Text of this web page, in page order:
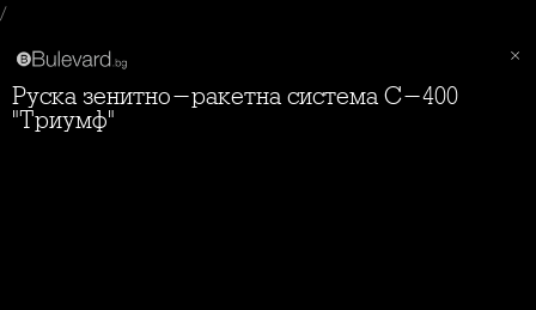
/
Руска зенитно-ракетна система С-400
"Триумф"